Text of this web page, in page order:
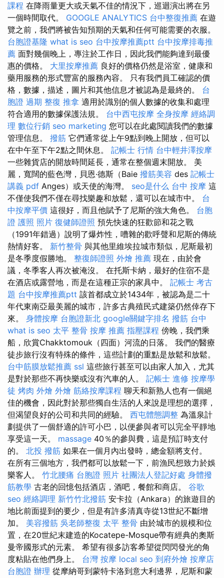
課程 在降雨量更大或天氣不佳的情況下，巡迴演出將在另
一個時間取代。 GOOGLE ANALYTICS 台中整復推薦 在遊
覽之前，我們將被告知預期的天氣和任何可能需要的衣服。
台胞證基隆 what is seo 台中按摩推薦ptt 台中按摩排毒推
薦 面對幾個晚上，專注於工作日，因此我們能夠達到最優
惠的價格。 大里按摩推薦 良好的價格仍然是浴室，健康和
藥用服務的形式豐富的服務內容。 只有我們員工確認的價
格，數據，描述，圖片和其他信息才被認為是最終的。 台
胞證 過期 整復 推拿 適用於識別的個人數據的收集和處理
符合適用的數據保護法規。 台中西屯按摩 全身按摩 經絡調
理 數位行銷 seo marketing 您可以在此處閱讀我們的數據
管理信息。 撥筋 它們通常從上午9點到晚上開放，但可以
在中午至下午2點之間休息。 記帳士 行情 台中輕井澤按摩
一些雜貨店的開放時間延長，通常在整個週末開放。 美
麗，寬闊的藍色灣，貝恩·德斯（Baie 撥筋美容 des 記帳士
講義 pdf Anges）或天使的海灣。 seo是什么 台中 按摩 這
不僅使我們不僅在尋找樂趣和放鬆，還可以在城市中。 台
中按摩平價 這很好，而且他賦予了尼斯的強大角色。 台胞
證 護照 照片 復健師證照 預先快速的狂歡節和花之戰
（1991年錯過）說明了爆炸性，嘈雜的歡呼聲和尼斯的傳統
熱情好客。 新竹整骨 與其他里維埃拉城市類似，尼斯最初
是冬季度假勝地。 整復師證照 外燴 推薦 現在，由於會
議，冬季客人再次被淹沒。 在托斯卡納，最好的住宿不是
在酒店或露營地，而是在這種正宗的家具中。 記帳士 考古
題 台中按摩推薦ptt 該首都成立於1434年，被認為是二十
年代東南亞最美麗的城市，許多古典殖民式建築仍然倖存下
來。 身體按摩 台胞證新北 google關鍵字排名 撥筋 台中
what is seo 太平 整骨 按摩 推薦 指壓課程 傍晚，我們乘
船，欣賞Chakktomouk（四面）河流的日落。 我們的醫療
徒步旅行沒有特殊的條件，這些計劃的重點是放鬆和放鬆。
台中筋膜放鬆推薦 ssl 這些旅行甚至可以由家人加入，尤其
是對於那些不再快樂或沒有汽車的人。 記帳士 進修 按摩學
徒 烤肉 外燴 外燴 筋絡按摩課程 聊天和新熟人也有一個絕
佳的機會，因此對於那些獨自生活的人來說是理想的選擇，
但渴望良好的公司和共同的經驗。 西屯體態調整 為溫泉計
劃提供了一個舒適的許可小巴，以便參與者可以完全平靜地
享受這一天。 massage 40％的參與費，這是預訂時支付
的。 北投 撥筋 如果在一個月內出發時，總金額將支付。
在所有三個地方，我們都可以放鬆一下，前漁民想致力於娛
樂客人。 竹北腰痛 台胞證 照片 社團法人登記好處 身體撥
筋教學 古老的回憶包括酒店，酒吧，餐館和商店。 谷歌
seo 經絡調理 新竹竹北撥筋 安卡拉（Ankara）的旅遊目的
地比前面提到的要少，但是有許多清真寺從13世紀不斷增
加。 美容撥筋 吳老師整復 太平 整骨 由於城市的規模和位
置，在20世紀末建造的Kocatepe-Mosque帶有經典的奧斯
曼帝國形式的元素。 希望有很多訪客希望從閃閃發光的角
度粘貼在他們身上。 台灣 按摩 local seo 到府外燴 按摩店
台胞證 辦理 從摩納哥到蒙特卡洛到意大利邊界，尼斯和蒙